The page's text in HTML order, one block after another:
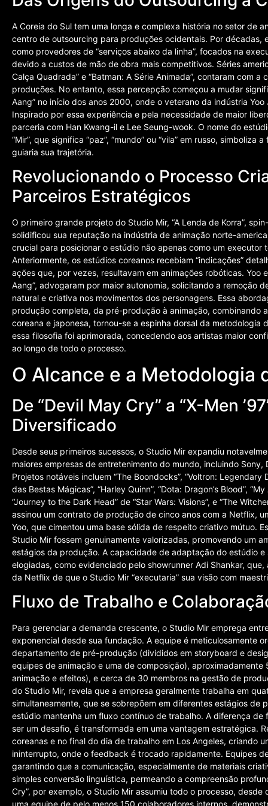
A Coreia do Sul tem uma longa e complexa história no setor de
centro de outsourcing para produções ocidentais. Por décadas,
como provedores de “serviços abaixo da linha”, focados na
devido a custos de mão de obra mais competitivos. Séries
Calça Quadrada” e “Batman: A Série Animada”, contaram com
produções. No entanto, essa percepção começou a mudar
Aang” no início dos anos 2000, onde o veterano da indústria
Inspirado por essa experiência e pela necessidade de maior
parceria com Han Kwang-il e Lee Seung-wook. O nome do
“Mir”, que significa “paz”, “mundo” ou “vila” em russo,
guiaria sua trajetória.
Revolucionando o Processo
Parceiros Estratégicos
O primeiro grande projeto do Studio Mir, “A Lenda de Korra”,
solidificou sua reputação na indústria de animação norte-
crucial para posicionar o estúdio não apenas como um
Anteriormente, os estúdios coreanos recebiam “indicações”
ações que, por vezes, resultavam em animações robóticas. Yoo
Aang”, advogaram por maior autonomia, solicitando a remoção
natural e criativa nos movimentos dos personagens. Essa
produção completa, da pré-produção à animação, combinando
coreana e japonesa, tornou-se a espinha dorsal da
essa filosofia foi aprimorada, concedendo aos artistas maior
ao longo de todo o processo.
O Alcance e a Metodologia
De “Devil May Cry” a “X-Men
Diversificado
Desde seus primeiros sucessos, o Studio Mir expandiu
maiores empresas de entretenimento do mundo, incluindo
Projetos notáveis incluem “The Boondocks”, “Voltron: Legendary
das Bestas Mágicas”, “Harley Quinn”, “Dota: Dragon’s Blood”,
“Journey to the Dark Head” de “Star Wars: Visions”, e “The
assinou um contrato de produção de cinco anos com a Netflix,
Yoo, que cimentou uma base sólida de respeito criativo mútuo.
Studio Mir fossem genuinamente valorizadas, promovendo um
estágios da produção. A capacidade de adaptação do estúdio
elogiadas, como evidenciado pelo showrunner Adi Shankar,
da Netflix de que o Studio Mir “executaria” sua visão com
Fluxo de Trabalho e
Para gerenciar a demanda crescente, o Studio Mir emprega
exponencial desde sua fundação. A equipe é meticulosamente
departamento de pré-produção (divididos em storyboard e
equipes de animação e uma de composição),
animação e efeitos), e cerca de 30 membros na gestão de
do Studio Mir, revela que a empresa geralmente trabalha em
simultaneamente, que se sobrepõem em diferentes estágios de
estúdio mantenha um fluxo contínuo de trabalho. A diferença de
ser um desafio, é transformada em uma vantagem estratégica.
coreanas e no final do dia de trabalho em Los Angeles, criando
ininterrupto, onde o feedback é trocado rapidamente. Equipes
garantindo que a comunicação, especialmente de materiais
simples conversão linguística, permeando a compreensão
Cry”, por exemplo, o Studio Mir assumiu todo o processo,